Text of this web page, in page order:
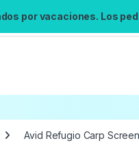
por vacaciones. Los
Avid Refugio Carp